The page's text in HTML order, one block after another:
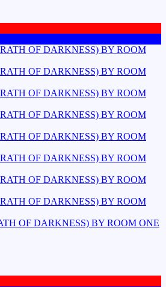
OF DARKNESS) BY ROOM ONE